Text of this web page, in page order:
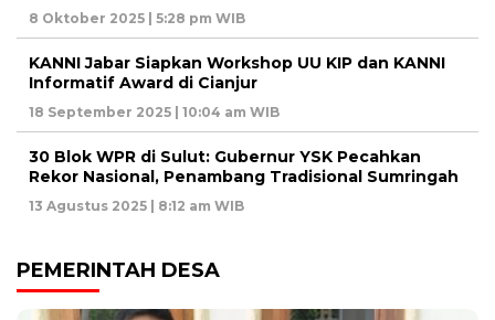
8 Oktober 2025 | 5:28 pm WIB
KANNI Jabar Siapkan Workshop UU KIP dan KANNI
Informatif Award di Cianjur
18 September 2025 | 10:04 am WIB
30 Blok WPR di Sulut: Gubernur YSK Pecahkan
Rekor Nasional, Penambang Tradisional Sumringah
13 Agustus 2025 | 8:12 am WIB
PEMERINTAH DESA